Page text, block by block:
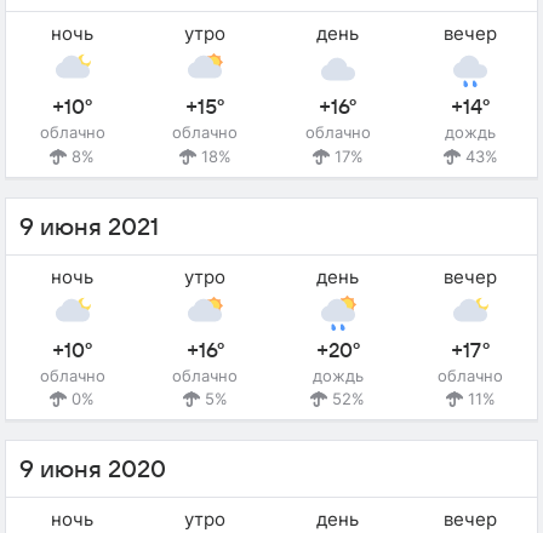
ночь
+10°
облачно
8%
утро
+15°
облачно
18%
день
+16°
облачно
17%
вечер
+14°
дождь
43%
9 июня 2021
ночь
+10°
облачно
0%
утро
+16°
облачно
5%
день
+20°
дождь
52%
вечер
+17°
облачно
11%
9 июня 2020
ночь утро день вечер